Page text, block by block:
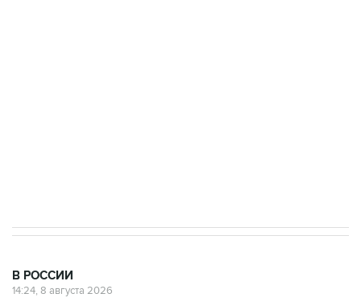
В РОССИИ
14:24, 8 августа 2026